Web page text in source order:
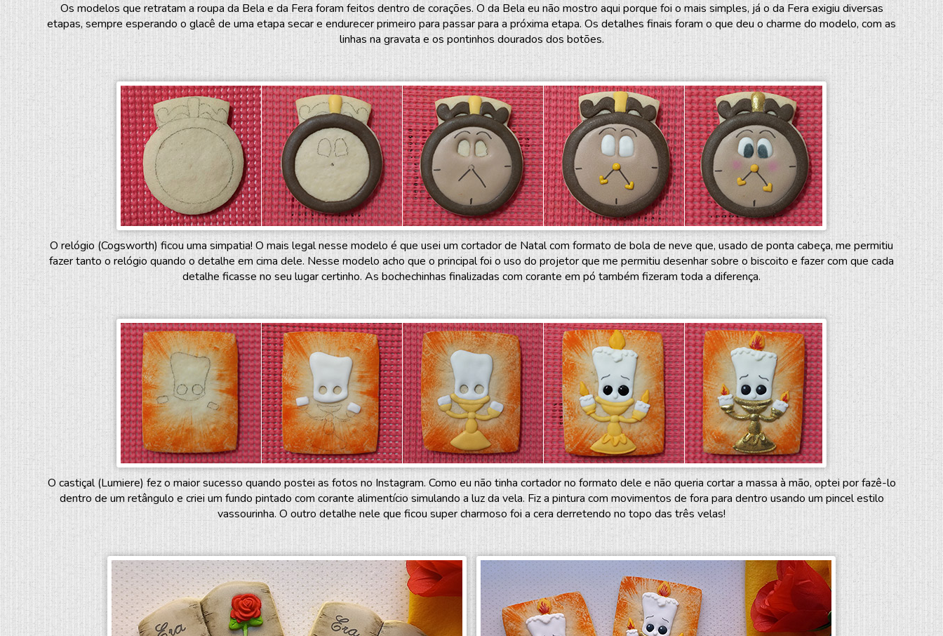
Os modelos que retratam a roupa da Bela e da Fera foram feitos dentro de corações. O da Bela eu não mostro aqui porque foi o mais simples, já o da Fera exigiu diversas
etapas, sempre esperando o glacê de uma etapa secar e endurecer primeiro para passar para a próxima etapa. Os detalhes finais foram o que deu o charme do modelo, com as
linhas na gravata e os pontinhos dourados dos botões.
O relógio (Cogsworth) ficou uma simpatia! O mais legal nesse modelo é que usei um cortador de Natal com formato de bola de neve que, usado de ponta cabeça, me permitiu
fazer tanto o relógio quando o detalhe em cima dele. Nesse modelo acho que o principal foi o uso do projetor que me permitiu desenhar sobre o biscoito e fazer com que cada
detalhe ficasse no seu lugar certinho. As bochechinhas finalizadas com corante em pó também fizeram toda a diferença.
O castiçal (Lumiere) fez o maior sucesso quando postei as fotos no Instagram. Como eu não tinha cortador no formato dele e não queria cortar a massa à mão, optei por fazê-lo
dentro de um retângulo e criei um fundo pintado com corante alimentício simulando a luz da vela. Fiz a pintura com movimentos de fora para dentro usando um pincel estilo
vassourinha. O outro detalhe nele que ficou super charmoso foi a cera derretendo no topo das três velas!